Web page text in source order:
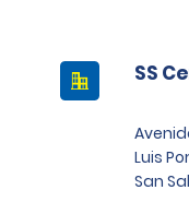
SS
Luis
San